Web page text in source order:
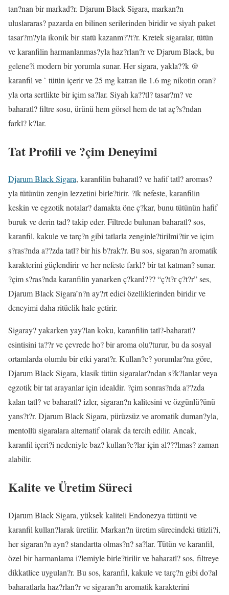
tan?nan bir markad?r. Djarum Black Sigara, markan?n
uluslararas? pazarda en bilinen serilerinden biridir ve siyah paket
tasar?m?yla ikonik bir statü kazanm??t?r. Kretek sigaralar, tütün
ve karanfilin harmanlanmas?yla haz?rlan?r ve Djarum Black, bu
gelene?i modern bir yorumla sunar. Her sigara, yakla??k @
karanfil ve ` tütün içerir ve 25 mg katran ile 1.6 mg nikotin oran?
yla orta sertlikte bir içim sa?lar. Siyah ka??tl? tasar?m? ve
baharatl? filtre sosu, ürünü hem görsel hem de tat aç?s?ndan
farkl? k?lar.
Tat Profili ve ?çim Deneyimi
Djarum Black Sigara, karanfilin baharatl? ve hafif tatl? aromas?
yla tütünün zengin lezzetini birle?tirir. ?lk nefeste, karanfilin
keskin ve egzotik notalar? damakta öne ç?kar, bunu tütünün hafif
buruk ve derin tad? takip eder. Filtrede bulunan baharatl? sos,
karanfil, kakule ve tarç?n gibi tatlarla zenginle?tirilmi?tir ve içim
s?ras?nda a??zda tatl? bir his b?rak?r. Bu sos, sigaran?n aromatik
karakterini güçlendirir ve her nefeste farkl? bir tat katman? sunar.
?çim s?ras?nda karanfilin yanarken ç?kard??? “ç?t?r ç?t?r” ses,
Djarum Black Sigara’n?n ay?rt edici özelliklerinden biridir ve
deneyimi daha ritüelik hale getirir.
Sigaray? yakarken yay?lan koku, karanfilin tatl?-baharatl?
esintisini ta??r ve çevrede ho? bir aroma olu?turur, bu da sosyal
ortamlarda olumlu bir etki yarat?r. Kullan?c? yorumlar?na göre,
Djarum Black Sigara, klasik tütün sigaralar?ndan s?k?lanlar veya
egzotik bir tat arayanlar için idealdir. ?çim sonras?nda a??zda
kalan tatl? ve baharatl? izler, sigaran?n kalitesini ve özgünlü?ünü
yans?t?r. Djarum Black Sigara, pürüzsüz ve aromatik duman?yla,
mentollü sigaralara alternatif olarak da tercih edilir. Ancak,
karanfil içeri?i nedeniyle baz? kullan?c?lar için al???lmas? zaman
alabilir.
Kalite ve Üretim Süreci
Djarum Black Sigara, yüksek kaliteli Endonezya tütünü ve
karanfil kullan?larak üretilir. Markan?n üretim sürecindeki titizli?i,
her sigaran?n ayn? standartta olmas?n? sa?lar. Tütün ve karanfil,
özel bir harmanlama i?lemiyle birle?tirilir ve baharatl? sos, filtreye
dikkatlice uygulan?r. Bu sos, karanfil, kakule ve tarç?n gibi do?al
baharatlarla haz?rlan?r ve sigaran?n aromatik karakterini